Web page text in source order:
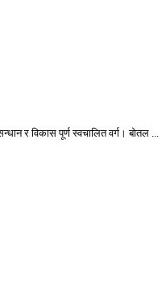
र विकास पूर्ण स्वचालित वर्ग। बोतल ...